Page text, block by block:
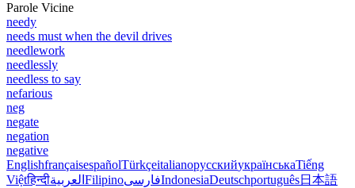
Parole Vicine
needy
needs must when the devil drives
needlework
needlessly
needless to say
nefarious
neg
negate
negation
negative
EnglishfrançaisespañolTürkçeitalianoрусскийукраїнськаTiếng
Việtहिन्दीالعربية FilipinoفارسیIndonesiaDeutschportuguês日本語